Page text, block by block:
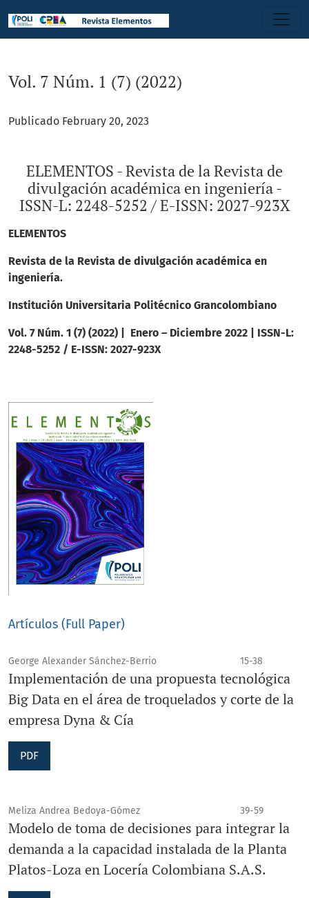
Vol. 7 Núm. 1 (7) (2022)
Publicado February 20, 2023
ELEMENTOS - Revista de la Revista de
divulgación académica en ingeniería -
ISSN-L: 2248-5252 / E-ISSN: 2027-923X
ELEMENTOS
Revista de la Revista de divulgación académica en
ingeniería.
Institución Universitaria Politécnico Grancolombiano
Vol. 7 Núm. 1 (7) (2022) | Enero – Diciembre 2022 | ISSN-L:
2248-5252 / E-ISSN: 2027-923X
Artículos (Full Paper)
George Alexander Sánchez-Berrio 15-38
Implementación de una propuesta tecnológica
Big Data en el área de troquelados y corte de la
empresa Dyna & Cía
PDF
Meliza Andrea Bedoya-Gómez 39-59
Modelo de toma de decisiones para integrar la
demanda a la capacidad instalada de la Planta
Platos-Loza en Locería Colombiana S.A.S.